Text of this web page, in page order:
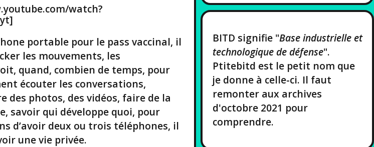
watch?
portable pour le pass vaccinal, il
les mouvements, les
quand, combien de temps, pour
écouter les conversations,
des photos, des vidéos, faire de la
savoir qui développe quoi, pour
d’avoir deux ou trois téléphones, il
une vie privée.
BITD signifie "Base industrielle et
technologique de défense".
Ptitebitd est le petit nom que
je donne à celle-ci. Il faut
remonter aux archives
d'octobre 2021 pour
comprendre.